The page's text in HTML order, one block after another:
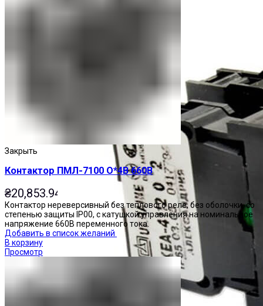
Закрыть
Контактор ПМЛ-7100 О*4В 660В
₴20,853.94
Контактор нереверсивный без теплового реле, без оболочки, со
степенью защиты IP00, с катушкой управления на номинальное
напряжение 660В переменного тока.
Добавить в список желаний
В корзину
Просмотр